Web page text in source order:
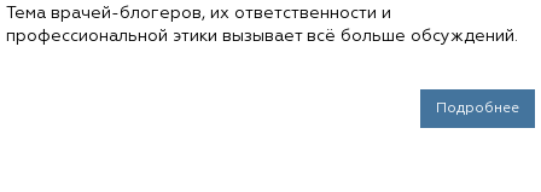
Тема врачей-блогеров, их ответственности и
профессиональной этики вызывает всё больше обсуждений.
Подробнее